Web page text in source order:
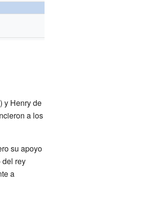
y Henry de
a los
su apoyo
del rey
a